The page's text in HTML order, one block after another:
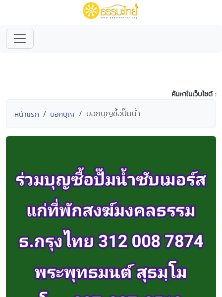
ค้นหาในเว็บไซต์ :
หน้าแรก บอกบุญ บอกบุญซื้อปั๊มน้ำ